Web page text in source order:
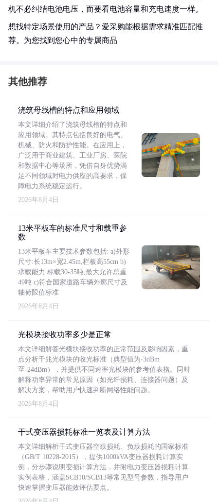
机不必纠结电池电压，而要看电池容量和充电速度一样。
想找特定场景使用的产品？爱采购能根据需求精准匹配推
荐。为您找到您心中的专属商品
其他推荐
浇筑母线槽的特点和应用领域
本文详细介绍了浇筑母线槽的特点和
应用领域。其特点包括良好的电气、
机械、防火和防护性能。在应用上，
广泛用于商业建筑、工业厂房、医院
和数据中心等场所，凭借自身优势满
足不同领域对电力供应的高要求，保
障电力系统稳定运行。
2026年8月4日
13米平板车的标准尺寸和载重参
数
13米平板车主要技术参数包括: a)外形
尺寸:长13m×宽2.45m,栏板高55cm b)
承载能力:标载30-35吨,最大允许总重
49吨 c)符合国家道路车辆外廓尺寸及
轴荷限值标准
2026年8月4日
光模块接收功率多少是正常
本文详细解答光模块接收功率的正常范围及影响因素，重
点分析千兆光模块的收光标准（典型值为-3dBm
至-24dBm），并提供不同速率光模块的参考值表格。同时
解释功率异常的常见原因（如光纤损耗、连接器问题）及
解决方案，帮助用户快速判断网络性能问题。
2026年8月4日
干式变压器损耗标准一览表及计算方法
本文详细解析干式变压器空载损耗、负载损耗的国家标准
（GB/T 10228-2015），提供1000kVA变压器损耗计算实
例，分步骤说明变损计算方法，并附电力变压器损耗计算
实例表格，涵盖SCB10/SCB13等常见型号参数，指导用户
快速掌握变压器能效评估要点。